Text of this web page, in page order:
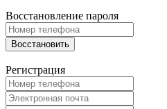
Восстановление пароля
Восстановить
Регистрация